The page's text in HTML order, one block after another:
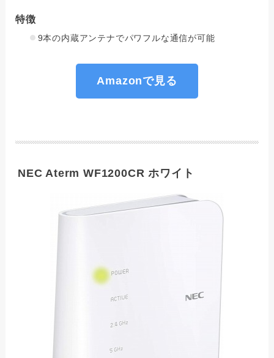
特徴
9本の内蔵アンテナでパワフルな通信が可能
Amazonで見る
NEC Aterm WF1200CR ホワイト